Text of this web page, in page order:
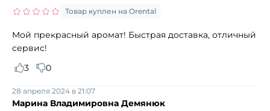
Товар куплен на Orental
Мой прекрасный аромат! Быстрая доставка, отличный
сервис!
3
0
Марина Владимировна Демянюк
28 апреля 2024 в 21:07